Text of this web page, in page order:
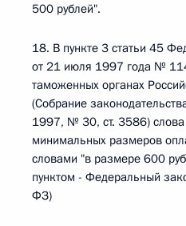
500 рублей".
18. В пункте 3 статьи 45
от 21 июля 1997 года №
таможенных органах
(Собрание
1997, № 30, ст. 3586)
минимальных размеров
словами "в размере 600
пунктом - Федеральный
ФЗ)